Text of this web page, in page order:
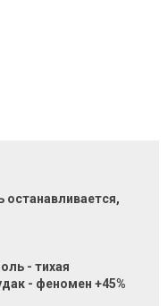
останавливается,
- тихая
- феномен +45%